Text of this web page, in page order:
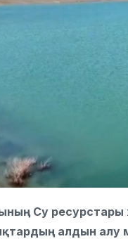
Су ресурстары
алдын алу